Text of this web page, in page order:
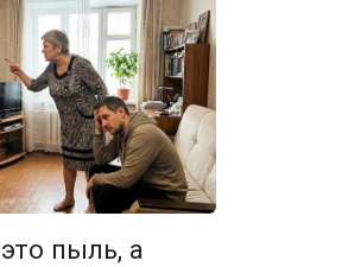
пыль, а